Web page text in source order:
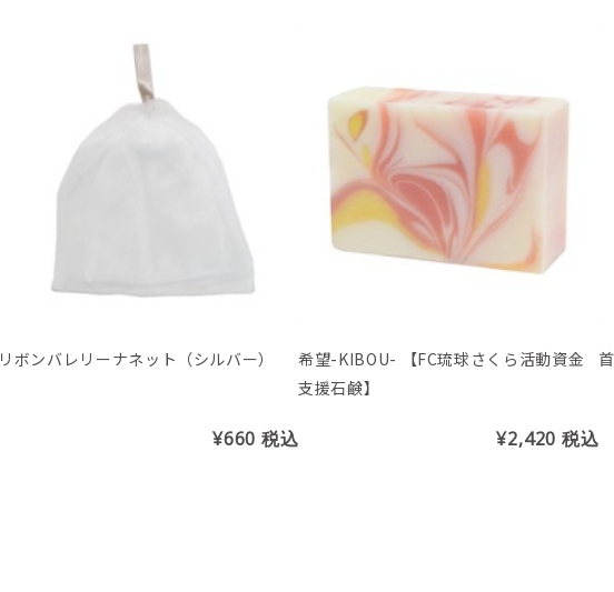
リボンバレリーナネット（シルバー）
¥660税込
希望-KIBOU- 【FC琉球さくら活動資金
支援石鹸】
¥2,420税込